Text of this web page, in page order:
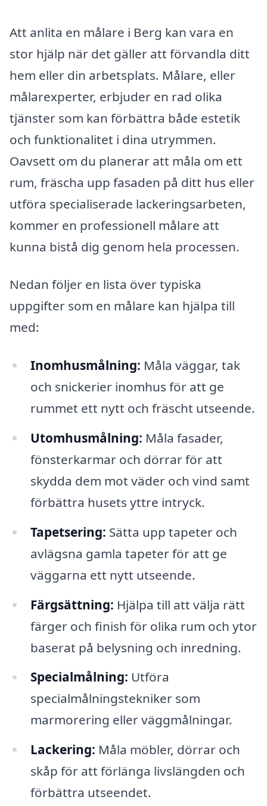
Att anlita en målare i Berg kan vara en
stor hjälp när det gäller att förvandla ditt
hem eller din arbetsplats. Målare, eller
målarexperter, erbjuder en rad olika
tjänster som kan förbättra både estetik
och funktionalitet i dina utrymmen.
Oavsett om du planerar att måla om ett
rum, fräscha upp fasaden på ditt hus eller
utföra specialiserade lackeringsarbeten,
kommer en professionell målare att
kunna bistå dig genom hela processen.
Nedan följer en lista över typiska
uppgifter som en målare kan hjälpa till
med:
Inomhusmålning: Måla väggar, tak
och snickerier inomhus för att ge
rummet ett nytt och fräscht utseende.
Utomhusmålning: Måla fasader,
fönsterkarmar och dörrar för att
skydda dem mot väder och vind samt
förbättra husets yttre intryck.
Tapetsering: Sätta upp tapeter och
avlägsna gamla tapeter för att ge
väggarna ett nytt utseende.
Färgsättning: Hjälpa till att välja rätt
färger och finish för olika rum och ytor
baserat på belysning och inredning.
Specialmålning: Utföra
specialmålningstekniker som
marmorering eller väggmålningar.
Lackering: Måla möbler, dörrar och
skåp för att förlänga livslängden och
förbättra utseendet.